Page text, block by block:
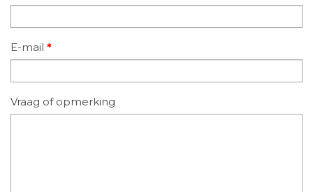
E-mail *
Vraag of opmerking